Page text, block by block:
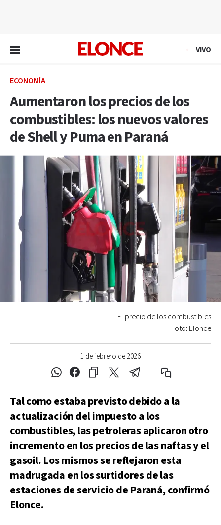
VIVO
ECONOMÍA
Aumentaron los precios de los
combustibles: los nuevos valores
de Shell y Puma en Paraná
1 de febrero de 2026
El precio de los combustibles
Foto: Elonce
Tal como estaba previsto debido a la
actualización del impuesto a los
combustibles, las petroleras aplicaron otro
incremento en los precios de las naftas y el
gasoil. Los mismos se reflejaron esta
madrugada en los surtidores de las
estaciones de servicio de Paraná, confirmó
Elonce.